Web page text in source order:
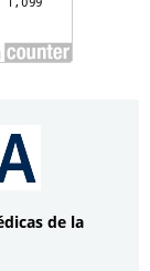
de la